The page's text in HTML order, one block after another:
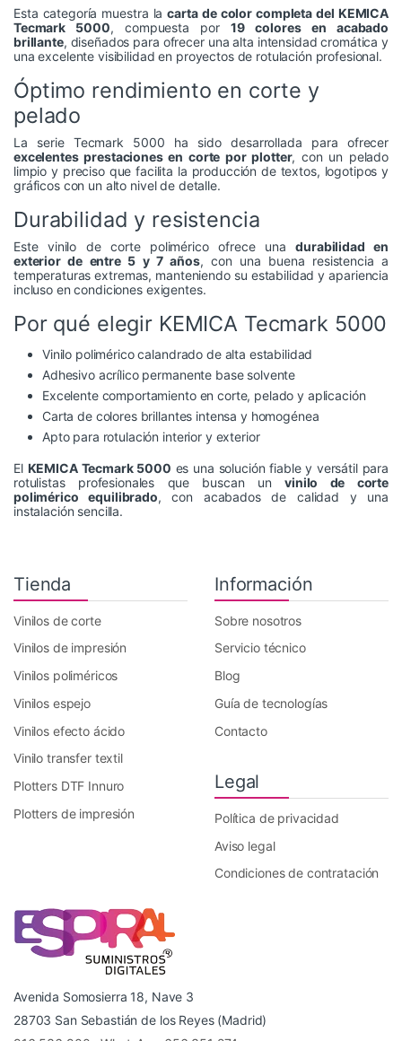
Esta categoría muestra lacarta de color completa del KEMICA
Tecmark 5000, compuesta por19 colores en acabado
brillante, diseñados para ofrecer una alta intensidad cromática y
una excelente visibilidad en proyectos de rotulación profesional.
Óptimo rendimiento en corte y
pelado
La serie Tecmark 5000 ha sido desarrollada para ofrecer
excelentes prestaciones en corte por plotter, con un pelado
limpio y preciso que facilita la producción de textos, logotipos y
gráficos con un alto nivel de detalle.
Durabilidad y resistencia
Este vinilo de corte polimérico ofrece unadurabilidad en
exterior de entre 5 y 7 años, con una buena resistencia a
temperaturas extremas, manteniendo su estabilidad y apariencia
incluso en condiciones exigentes.
Por qué elegir KEMICA Tecmark 5000
Vinilo polimérico calandrado de alta estabilidad
Adhesivo acrílico permanente base solvente
Excelente comportamiento en corte, pelado y aplicación
Carta de colores brillantes intensa y homogénea
Apto para rotulación interior y exterior
El KEMICA Tecmark 5000 es una solución fiable y versátil para
rotulistas profesionales que buscan unvinilo de corte
polimérico equilibrado, con acabados de calidad y una
instalación sencilla.
Tienda
Vinilos de corte
Vinilos de impresión
Vinilos poliméricos
Vinilos espejo
Vinilos efecto ácido
Vinilo transfer textil
Plotters DTF Innuro
Plotters de impresión
Información
Sobre nosotros
Servicio técnico
Blog
Guía de tecnologías
Contacto
Legal
Política de privacidad
Aviso legal
Condiciones de contratación
Avenida Somosierra 18, Nave 3
28703 San Sebastián de los Reyes (Madrid)